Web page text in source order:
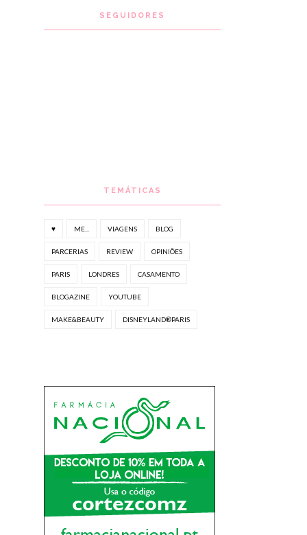
SEGUIDORES
TEMÁTICAS
♥ ME... VIAGENS BLOG
PARCERIAS REVIEW OPINIÕES
PARIS LONDRES CASAMENTO
BLOGAZINE YOUTUBE
MAKE&BEAUTY DISNEYLAND®PARIS